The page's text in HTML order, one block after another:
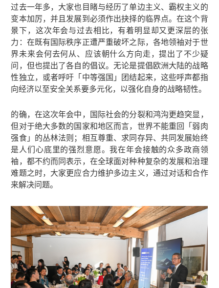
过去一年多，大家也目睹与经历了单边主义、霸权主义的
变本加厉，并且发展到必须作出抉择的临界点。在这个背
景下，这次年会与过去相比，有着明显却又更深层的张
力：在既有国际秩序正遭严重破坏之际，各地领袖对于世
界未来会何去何从、应该朝什么方向走，提出了不少疑
问，但也提出了各自的倡议。无论是提倡欧洲大陆的战略
性独立，或者呼吁「中等强国」团结起来，这些呼声都指
向经济以至安全关系要多元化，以强化自身的战略韧性。
的确，在这次年会中，国际社会的分裂和鸿沟更趋突显，
但对于绝大多数的国家和地区而言，世界不能重回「弱肉
强食」的丛林法则；相互尊重、求同存异、共同发展始终
是人们心底里的强烈意愿。我在年会接触的众多政商领
袖，都不约而同表示，在全球面对种种复杂的发展和治理
难题之时，大家更应合力维护多边主义，通过对话和合作
来解决问题。